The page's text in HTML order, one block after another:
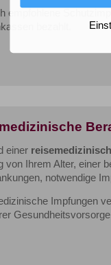
empfohlene
bezahlt.
einer
von Ihrem Alter, einer
notwendige
Impfungen